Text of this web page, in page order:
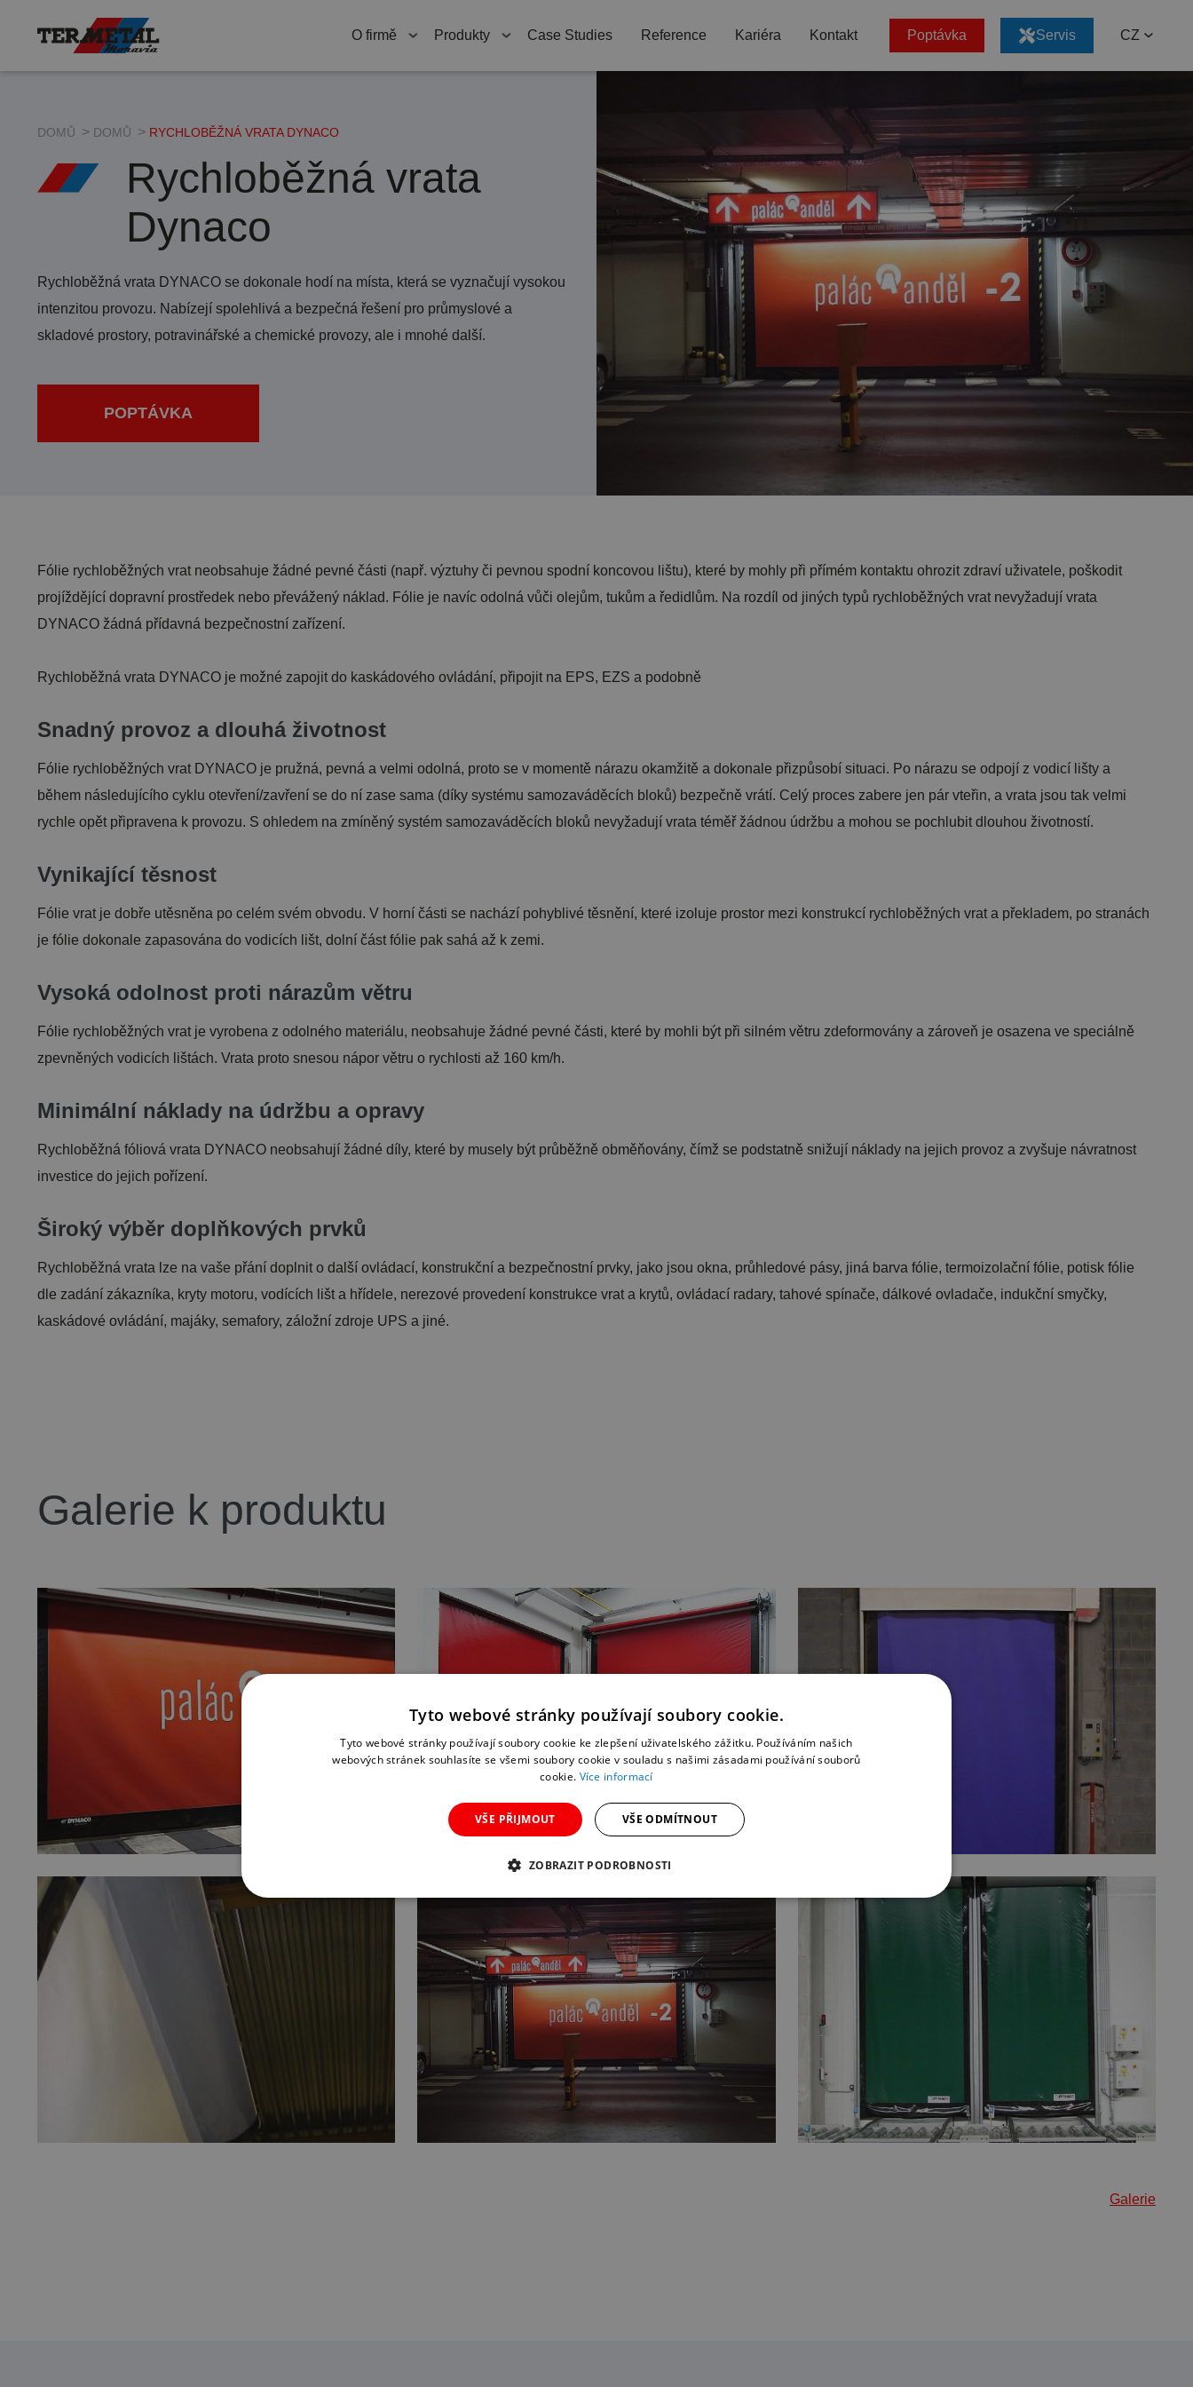
O firmě Produkty
dveře
Požární uzávěry
Case Studies Reference Kariéra Kontakt Poptávka Servis CZ
DOMŮ DOMŮ RYCHLOBĚŽNÁ VRATA DYNACO
Rychloběžná vrata
Dynaco
Rychloběžná vrata DYNACO se dokonale hodí na místa, která se vyznačují vysokou
intenzitou provozu. Nabízejí spolehlivá a bezpečná řešení pro průmyslové a
skladové prostory, potravinářské a chemické provozy, ale i mnohé další.
POPTÁVKA
Fólie rychloběžných vrat neobsahuje žádné pevné části (např. výztuhy či pevnou spodní koncovou lištu), které by mohly při přímém kontaktu ohrozit zdraví uživatele, poškodit
projíždějící dopravní prostředek nebo převážený náklad. Fólie je navíc odolná vůči olejům, tukům a ředidlům. Na rozdíl od jiných typů rychloběžných vrat nevyžadují vrata
DYNACO žádná přídavná bezpečnostní zařízení.
Rychloběžná vrata DYNACO je možné zapojit do kaskádového ovládání, připojit na EPS, EZS a podobně
Snadný provoz a dlouhá životnost
Fólie rychloběžných vrat DYNACO je pružná, pevná a velmi odolná, proto se v momentě nárazu okamžitě a dokonale přizpůsobí situaci. Po nárazu se odpojí z vodicí lišty a
během následujícího cyklu otevření/zavření se do ní zase sama (díky systému samozaváděcích bloků) bezpečně vrátí. Celý proces zabere jen pár vteřin, a vrata jsou tak velmi
rychle opět připravena k provozu. S ohledem na zmíněný systém samozaváděcích bloků nevyžadují vrata téměř žádnou údržbu a mohou se pochlubit dlouhou životností.
Vynikající těsnost
Fólie vrat je dobře utěsněna po celém svém obvodu. V horní části se nachází pohyblivé těsnění, které izoluje prostor mezi konstrukcí rychloběžných vrat a překladem, po stranách
je fólie dokonale zapasována do vodicích lišt, dolní část fólie pak sahá až k zemi.
Vysoká odolnost proti nárazům větru
Fólie rychloběžných vrat je vyrobena z odolného materiálu, neobsahuje žádné pevné části, které by mohli být při silném větru zdeformovány a zároveň je osazena ve speciálně
zpevněných vodicích lištách. Vrata proto snesou nápor větru o rychlosti až 160 km/h.
Minimální náklady na údržbu a opravy
Rychloběžná fóliová vrata DYNACO neobsahují žádné díly, které by musely být průběžně obměňovány, čímž se podstatně snižují náklady na jejich provoz a zvyšuje návratnost
investice do jejich pořízení.
Široký výběr doplňkových prvků
Rychloběžná vrata lze na vaše přání doplnit o další ovládací, konstrukční a bezpečnostní prvky, jako jsou okna, průhledové pásy, jiná barva fólie, termoizolační fólie, potisk fólie
dle zadání zákazníka, kryty motoru, vodících lišt a hřídele, nerezové provedení konstrukce vrat a krytů, ovládací radary, tahové spínače, dálkové ovladače, indukční smyčky,
kaskádové ovládání, majáky, semafory, záložní zdroje UPS a jiné.
Galerie k produktu
Galerie
Tyto webové stránky používají soubory cookie.
Tyto webové stránky používají soubory cookie ke zlepšení uživatelského zážitku. Používáním našich
webových stránek souhlasíte se všemi soubory cookie v souladu s našimi zásadami používání souborů
cookie. Více informací
VŠE PŘIJMOUT VŠE ODMÍTNOUT
ZOBRAZIT PODROBNOSTI